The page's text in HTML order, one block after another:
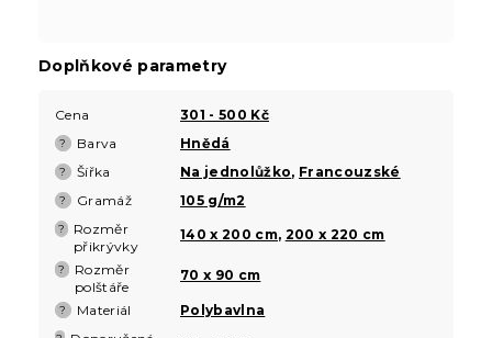
Doplňkové parametry
Cena 301 - 500 Kč
? Barva Hnědá
? Šířka Na jednolůžko, Francouzské
? Gramáž 105 g/m2
?
Rozměr
přikrývky
140 x 200 cm, 200 x 220 cm
?
Rozměr
polštáře
70 x 90 cm
? Materiál Polybavlna